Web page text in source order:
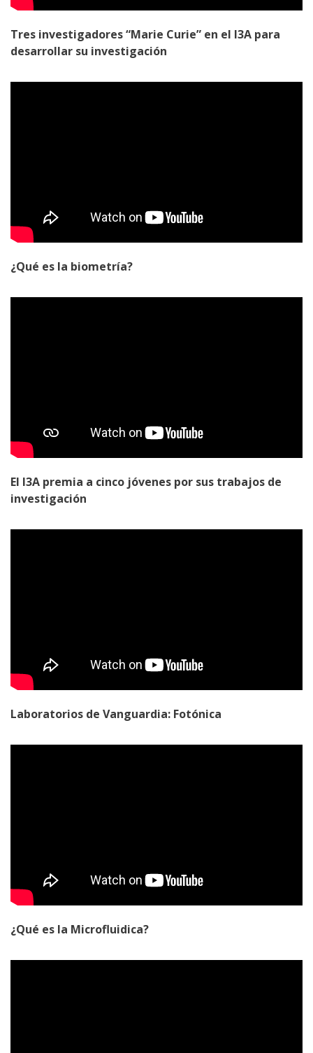
Tres investigadores “Marie Curie” en el I3A para
desarrollar su investigación
¿Qué es la biometría?
El I3A premia a cinco jóvenes por sus trabajos de
investigación
Laboratorios de Vanguardia: Fotónica
¿Qué es la Microfluidica?